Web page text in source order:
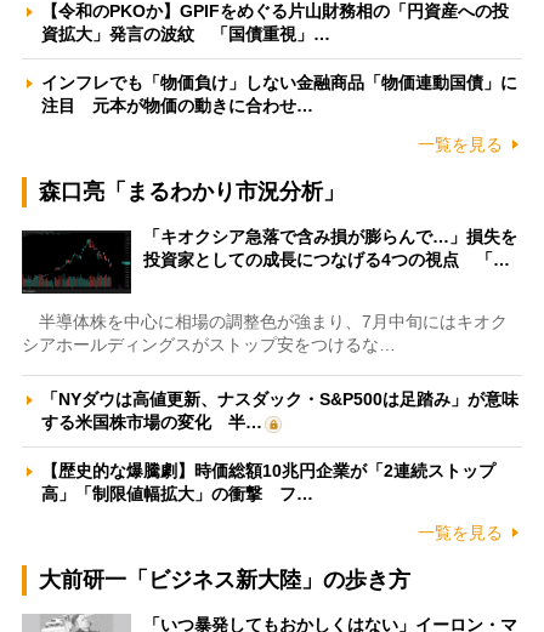
【令和のPKOか】GPIFをめぐる片山財務相の「円資産への投
資拡大」発言の波紋 「国債重視」…
インフレでも「物価負け」しない金融商品「物価連動国債」に
注目 元本が物価の動きに合わせ…
一覧を見る
森口亮「まるわかり市況分析」
「キオクシア急落で含み損が膨らんで…」損失を
投資家としての成長につなげる4つの視点 「…
半導体株を中心に相場の調整色が強まり、7月中旬にはキオク
シアホールディングスがストップ安をつけるな…
「NYダウは高値更新、ナスダック・S&P500は足踏み」が意味
する米国株市場の変化 半…
【歴史的な爆騰劇】時価総額10兆円企業が「2連続ストップ
高」「制限値幅拡大」の衝撃 フ…
一覧を見る
大前研一「ビジネス新大陸」の歩き方
「いつ暴発してもおかしくはない」イーロン・マ